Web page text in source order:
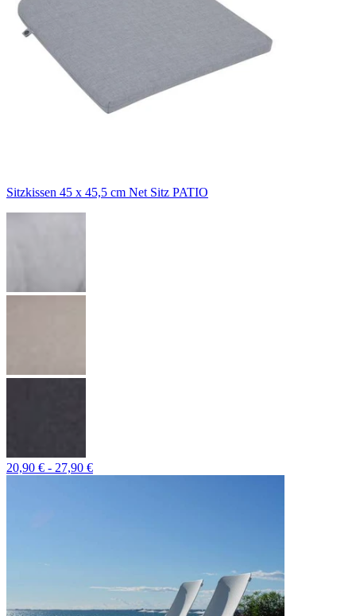
Sitzkissen 45 x 45,5 cm Net Sitz PATIO
20,90 € - 27,90 €